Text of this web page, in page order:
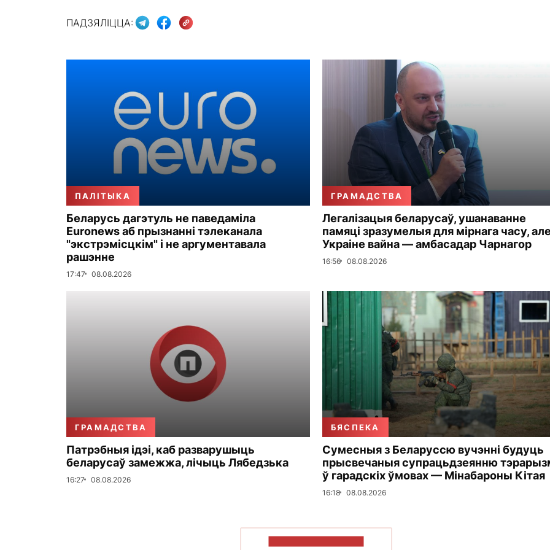
ПАДЗЯЛІЦЦА:
ПАЛІТЫКА
Беларусь дагэтуль не паведаміла
Euronews аб прызнанні тэлеканала
"экстрэмісцкім" і не аргументавала
рашэнне
17:47 08.08.2026
ГРАМАДСТВА
Легалізацыя беларусаў, ушанаванне
памяці зразумелыя для мірнага часу,
Украіне вайна — амбасадар Чарнагор
16:56 08.08.2026
ГРАМАДСТВА
Патрэбныя ідэі, каб разварушыць
беларусаў замежжа, лічыць Лябедзька
16:27 08.08.2026
БЯСПЕКА
Сумесныя з Беларуссю вучэнні будуць
прысвечаныя супрацьдзеянню
ў гарадскіх ўмовах — Мінабароны Кітая
16:18 08.08.2026